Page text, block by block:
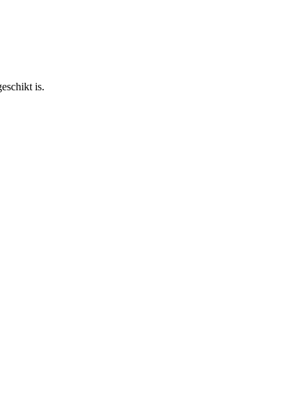
is.